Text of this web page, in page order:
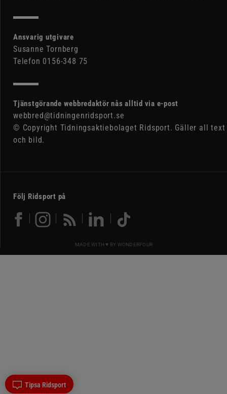
Tipsa Ridsport
Ansvarig utgivare
Susanne Tornberg
Telefon 0156-348 75
Tjänstgörande webbredaktör nås alltid via e-post
webbred@tidningenridsport.se
© Copyright Tidningsaktiebolaget Ridsport. Gäller all text
och bild.
Följ Ridsport på
MADE WITH ♥ BY WONDERFOUR